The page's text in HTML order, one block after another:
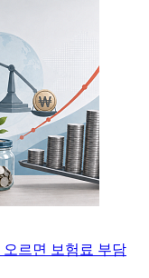
오르면 보험료 부담